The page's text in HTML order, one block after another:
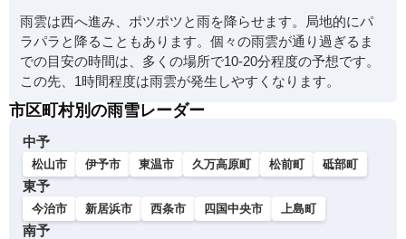
雨雲は西へ進み、ポツポツと雨を降らせます。局地的にパ
ラパラと降ることもあります。個々の雨雲が通り過ぎるま
での目安の時間は、多くの場所で10-20分程度の予想です。
この先、1時間程度は雨雲が発生しやすくなります。
市区町村別の雨雪レーダー
中予
松山市 伊予市 東温市 久万高原町 松前町 砥部町
東予
今治市 新居浜市 西条市 四国中央市 上島町
南予